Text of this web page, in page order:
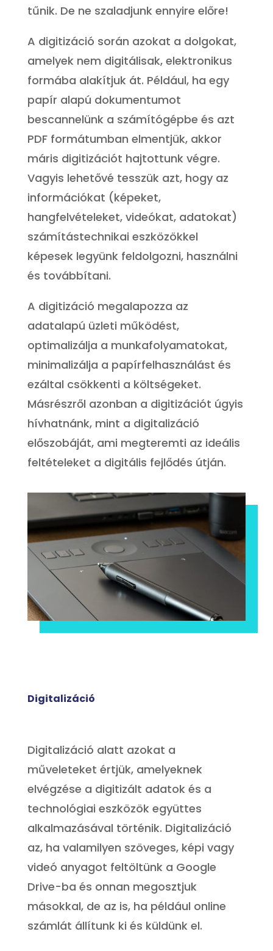
tűnik. De ne szaladjunk ennyire előre!
A digitizáció során azokat a dolgokat,
amelyek nem digitálisak, elektronikus
formába alakítjuk át. Például, ha egy
papír alapú dokumentumot
bescannelünk a számítógépbe és azt
PDF formátumban elmentjük, akkor
máris digitizációt hajtottunk végre.
Vagyis lehetővé tesszük azt, hogy az
információkat (képeket,
hangfelvételeket, videókat, adatokat)
számítástechnikai eszközökkel
képesek legyünk feldolgozni, használni
és továbbítani.
A digitizáció megalapozza az
adatalapú üzleti működést,
optimalizálja a munkafolyamatokat,
minimalizálja a papírfelhasználást és
ezáltal csökkenti a költségeket.
Másrészről azonban a digitizációt úgyis
hívhatnánk, mint a digitalizáció
előszobáját, ami megteremti az ideális
feltételeket a digitális fejlődés útján.
Digitalizáció
Digitalizáció alatt azokat a
műveleteket értjük, amelyeknek
elvégzése a digitizált adatok és a
technológiai eszközök együttes
alkalmazásával történik. Digitalizáció
az, ha valamilyen szöveges, képi vagy
videó anyagot feltöltünk a Google
Drive-ba és onnan megosztjuk
másokkal, de az is, ha például online
számlát állítunk ki és küldünk el.